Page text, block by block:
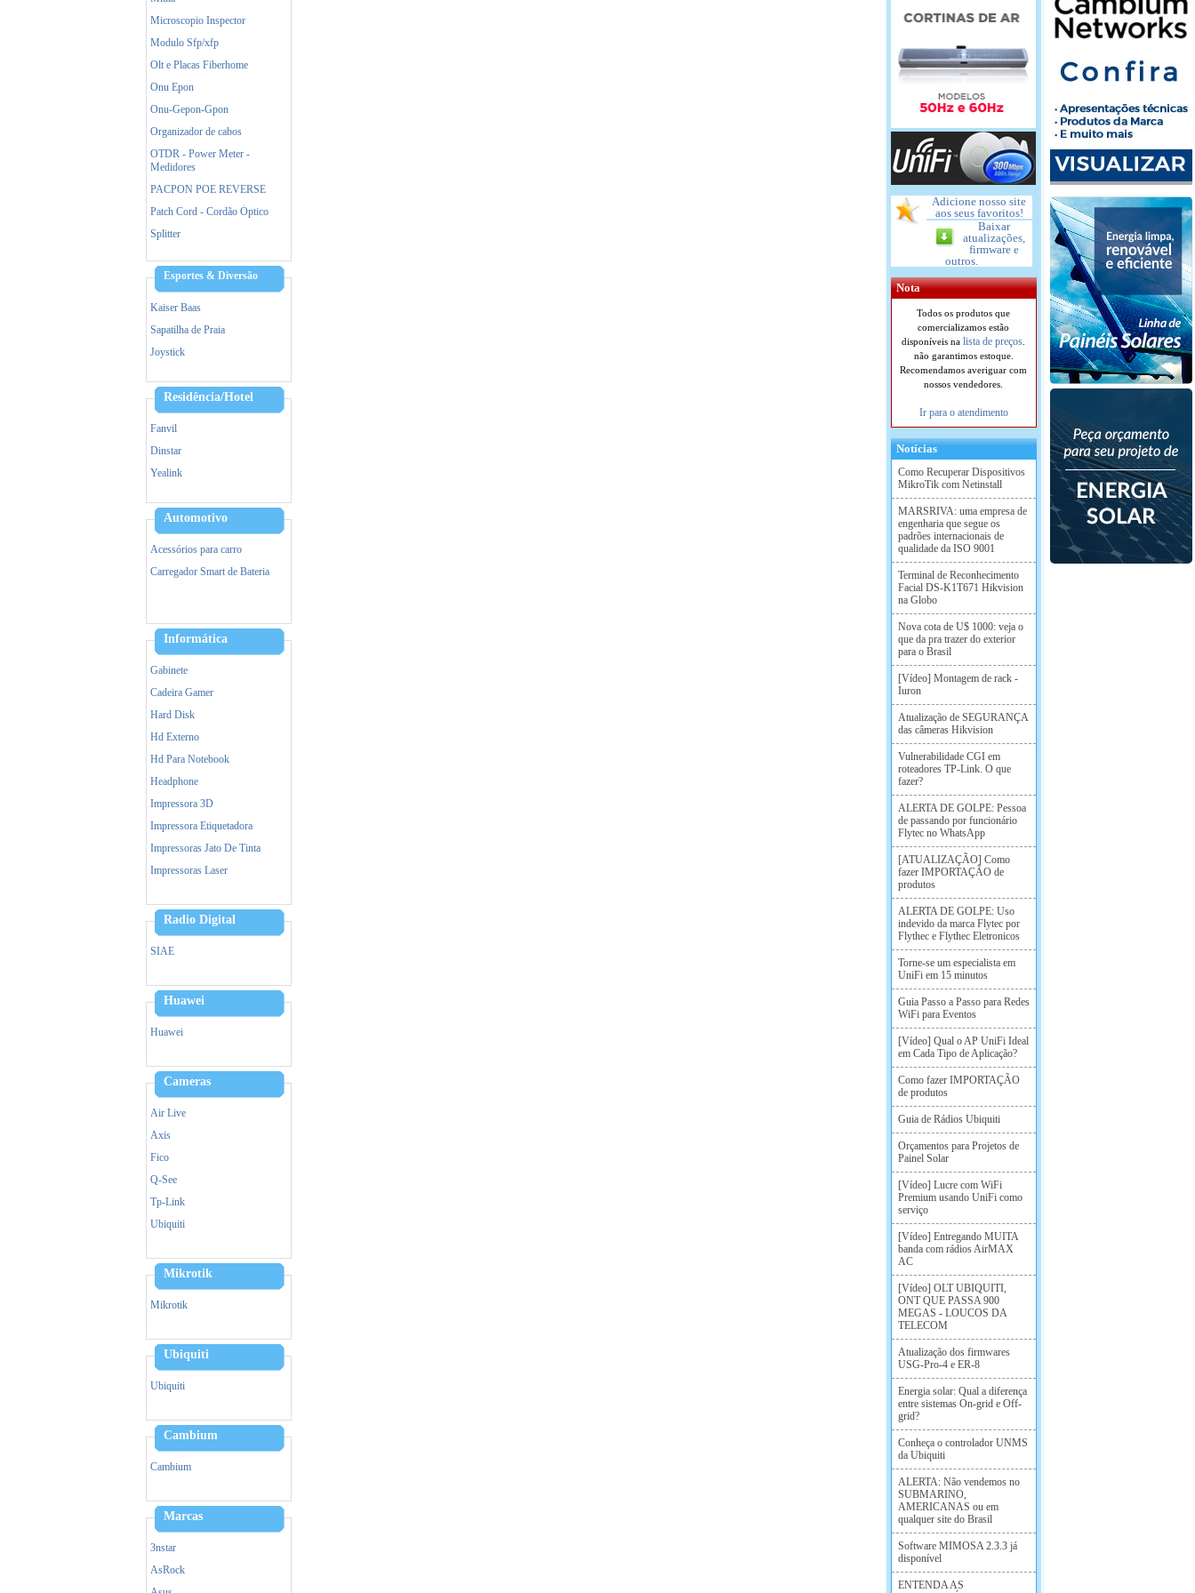
Microscopio Inspector
Modulo Sfp/xfp
Olt e Placas Fiberhome
Onu Epon
Onu-Gepon-Gpon
Organizador de cabos
OTDR - Power Meter -
Medidores
PACPON POE REVERSE
Patch Cord - Cordão Óptico
Splitter
Esportes & Diversão
Kaiser Baas
Sapatilha de Praia
Joystick
Residência/Hotel
Fanvil
Dinstar
Yealink
Hikvision
Automotivo
Acessórios para carro
Carregador Smart de Bateria
Informática
Gabinete
Cadeira Gamer
Hard Disk
Hd Externo
Hd Para Notebook
Headphone
Impressora 3D
Impressora Etiquetadora
Impressoras Jato De Tinta
Impressoras Laser
Memoria
Cpu
Notebook
Ups- Nobreak
Power Bank - Carregador
Simultaneo
Leitor Biometrico
Teclado
Ventiladores
Vga
Zebra
Triturador De Papel
Radio Digital
SIAE
Huawei
Huawei
Cameras
Air Live
Axis
Fico
Q-See
Tp-Link
Ubiquiti
Mikrotik
Mikrotik
Ubiquiti
Ubiquiti
Cambium
Cambium
Marcas
3nstar
AsRock
Adicione nosso site
aos seus favoritos!
Baixar
atualizações,
firmware e
outros.
Nota
Todos os produtos que
comercializamos estão
disponíveis na lista de preços
não garantimos estoque.
Recomendamos averiguar com
nossos vendedores.
Ir para o atendimento
Notícias
Como Recuperar Dispositivos
MikroTik com Netinstall
MARSRIVA: uma empresa de
engenharia que segue os
padrões internacionais de
qualidade da ISO 9001
Terminal de Reconhecimento
Facial DS-K1T671 Hikvision
na Globo
Nova cota de U$ 1000: veja o
que da pra trazer do exterior
para o Brasil
[Vídeo] Montagem de rack -
Iuron
Atualização de SEGURANÇA
das câmeras Hikvision
Vulnerabilidade CGI em
roteadores TP-Link. O que
fazer?
ALERTA DE GOLPE: Pessoa
de passando por funcionário
Flytec no WhatsApp
[ATUALIZAÇÃO] Como
fazer IMPORTAÇÃO de
produtos
ALERTA DE GOLPE: Uso
indevido da marca Flytec por
Flythec e Flythec Eletronicos
Torne-se um especialista em
UniFi em 15 minutos
Guia Passo a Passo para Redes
WiFi para Eventos
[Vídeo] Qual o AP UniFi Ideal
em Cada Tipo de Aplicação?
Como fazer IMPORTAÇÃO
de produtos
Guia de Rádios Ubiquiti
Orçamentos para Projetos de
Painel Solar
[Vídeo] Lucre com WiFi
Premium usando UniFi como
serviço
[Vídeo] Entregando MUITA
banda com rádios AirMAX
AC
[Vídeo] OLT UBIQUITI,
ONT QUE PASSA 900
MEGAS - LOUCOS DA
TELECOM
Atualização dos firmwares
USG-Pro-4 e ER-8
Energia solar: Qual a diferença
entre sistemas On-grid e Off-
grid?
Conheça o controlador UNMS
da Ubiquiti
ALERTA: Não vendemos no
SUBMARINO,
AMERICANAS ou em
qualquer site do Brasil
Software MIMOSA 2.3.3 já
disponível
ENTENDA AS